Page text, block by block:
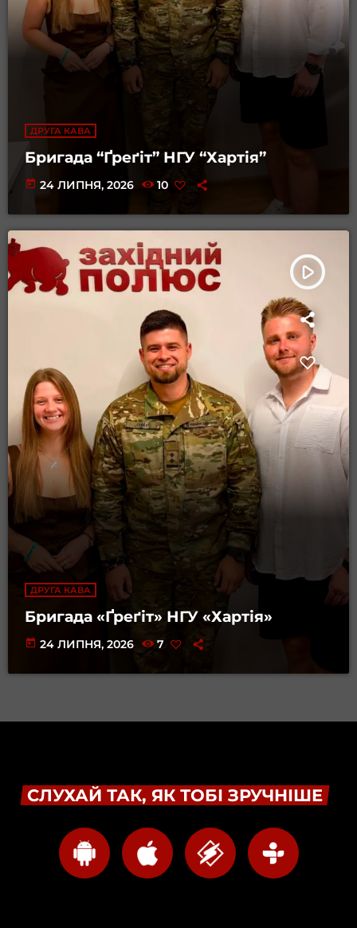
ДРУГА КАВА
Бригада “Ґреґіт” НГУ “Хартія”
today 24 ЛИПНЯ, 2026 10
play_arrow
ДРУГА КАВА
Бригада «Ґреґіт» НГУ «Хартія»
today 24 ЛИПНЯ, 2026 7
СЛУХАЙ ТАК, ЯК ТОБІ ЗРУЧНІШЕ